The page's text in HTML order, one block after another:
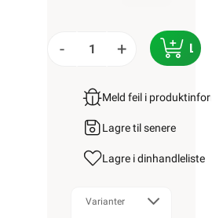
- +
Meld feil i
Lagre til senere
Lagre i dinhandleliste
Varianter